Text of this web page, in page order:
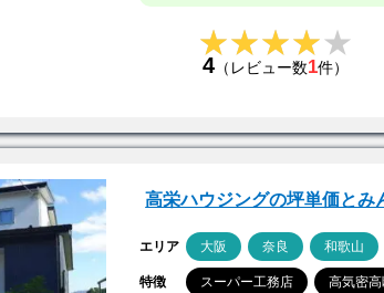
★★★★★
★★★★★
4 （レビュー数1件）
高栄ハウジングの坪単価とみ
エリア 大阪 奈良 和歌山
特徴 スーパー工務店 高気密